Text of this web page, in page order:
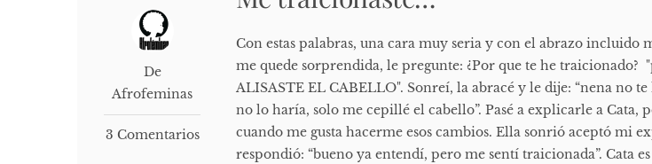
De
Afrofeminas
3 Comentarios
Con estas palabras, una cara muy seria y con el abrazo incluido
me quede sorprendida, le pregunte: ¿Por que te he traicionado?
ALISASTE EL CABELLO". Sonreí, la abracé y le dije: “nena no
no lo haría, solo me cepillé el cabello”. Pasé a explicarle a Cata,
cuando me gusta hacerme esos cambios. Ella sonrió aceptó mi
respondió: “bueno ya entendí, pero me sentí traicionada”. Cata